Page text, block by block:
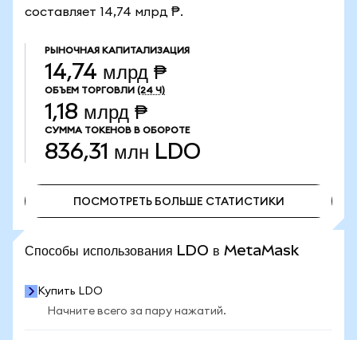
составляет 14,74 млрд ₱.
РЫНОЧНАЯ КАПИТАЛИЗАЦИЯ
14,74 млрд ₱
ОБЪЕМ ТОРГОВЛИ (24 Ч)
1,18 млрд ₱
СУММА ТОКЕНОВ В ОБОРОТЕ
836,31 млн LDO
ПОСМОТРЕТЬ БОЛЬШЕ СТАТИСТИКИ
Способы использования LDO в MetaMask
Купить LDO
Начните всего за пару нажатий.